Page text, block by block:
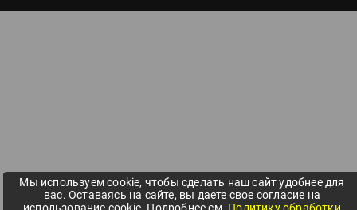
Мы используем cookie, чтобы сделать наш сайт удобнее для
вас. Оставаясь на сайте, вы даете свое согласие на